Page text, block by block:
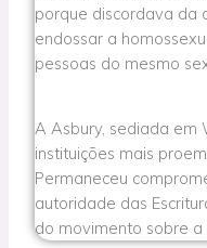
porque discordava da
endossar a
pessoas do mesmo
A Asbury, sediada em
instituições mais
Permaneceu
autoridade das
do movimento sobre a